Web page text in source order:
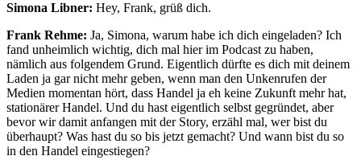
Simona Libner: Hey, Frank, grüß dich.
Frank Rehme: Ja, Simona, warum habe ich dich eingeladen? Ich
fand unheimlich wichtig, dich mal hier im Podcast zu haben,
nämlich aus folgendem Grund. Eigentlich dürfte es dich mit deinem
Laden ja gar nicht mehr geben, wenn man den Unkenrufen der
Medien momentan hört, dass Handel ja eh keine Zukunft mehr hat,
stationärer Handel. Und du hast eigentlich selbst gegründet, aber
bevor wir damit anfangen mit der Story, erzähl mal, wer bist du
überhaupt? Was hast du so bis jetzt gemacht? Und wann bist du so
in den Handel eingestiegen?